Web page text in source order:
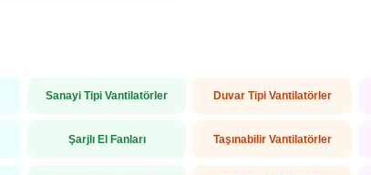
Sanayi Tipi Vantilatörler Duvar Tipi Vantilatörler
Şarjlı El Fanları Taşınabilir Vantilatörler